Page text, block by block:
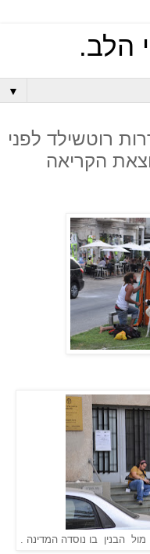
הלב.
▼
רוטשילד לפני
הקריאה
הבנין בו נוסדה המדינה .